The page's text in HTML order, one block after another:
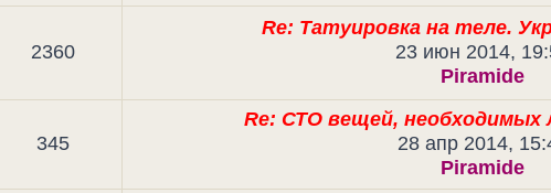
2360
Re: Татуировка на теле.
23 июн 2014,
Piramide
345
Re: СТО вещей,
28 апр 2014,
Piramide